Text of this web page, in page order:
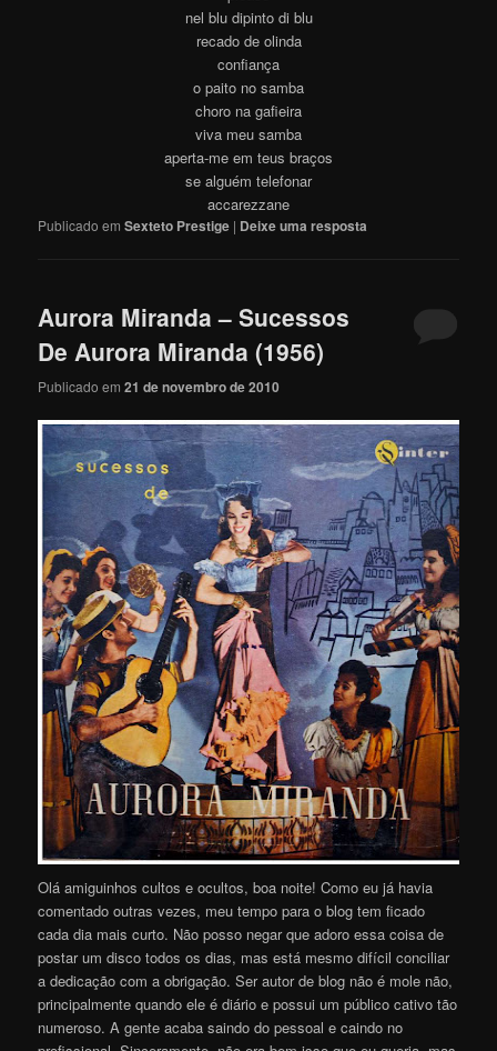
nel blu dipinto di blu
recado de olinda
confiança
o paito no samba
choro na gafieira
viva meu samba
aperta-me em teus braços
se alguém telefonar
accarezzane
Publicado em Sexteto Prestige | Deixe uma resposta
Aurora Miranda – Sucessos
De Aurora Miranda (1956)
Publicado em21 de novembro de 2010
Olá amiguinhos cultos e ocultos, boa noite! Como eu já havia
comentado outras vezes, meu tempo para o blog tem ficado
cada dia mais curto. Não posso negar que adoro essa coisa de
postar um disco todos os dias, mas está mesmo difícil conciliar
a dedicação com a obrigação. Ser autor de blog não é mole não,
principalmente quando ele é diário e possui um público cativo tão
numeroso. A gente acaba saindo do pessoal e caindo no